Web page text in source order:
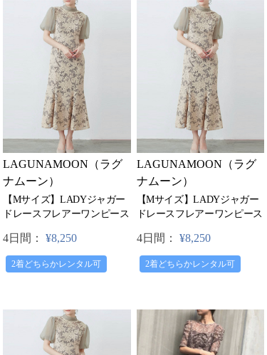
LAGUNAMOON（ラグ
ナムーン）
【Mサイズ】LADYジャガー
ドレースフレアーワンピース
4日間： ¥8,250
2着どちらかレンタル可
LAGUNAMOON（ラグ
ナムーン）
【Mサイズ】LADYジャガー
ドレースフレアーワンピース
4日間： ¥8,250
2着どちらかレンタル可